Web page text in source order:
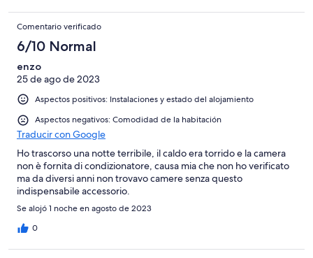
Comentario verificado
6/10 Normal
enzo
25 de ago de 2023
Aspectos positivos: Instalaciones y estado del alojamiento
Aspectos negativos: Comodidad de la habitación
Traducir con Google
Ho trascorso una notte terribile, il caldo era torrido e la camera
non è fornita di condizionatore, causa mia che non ho verificato
ma da diversi anni non trovavo camere senza questo
indispensabile accessorio.
Se alojó 1 noche en agosto de 2023
0